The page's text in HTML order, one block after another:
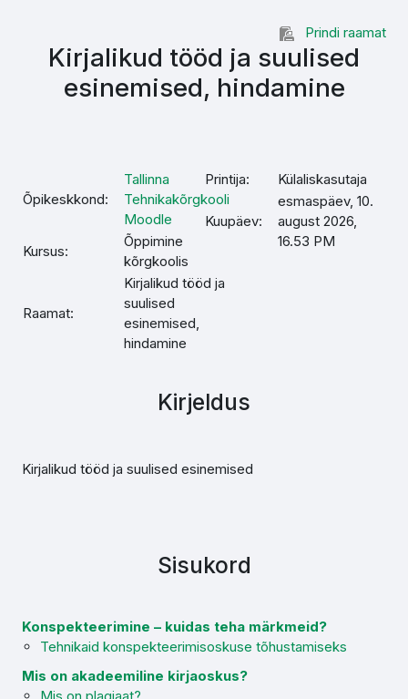
Prindi raamat
Kirjalikud tööd ja suulised
esinemised, hindamine
Õpikeskkond:
Tallinna
Tehnikakõrgkooli
Moodle
Kursus:
Õppimine
kõrgkoolis
Raamat:
Kirjalikud tööd ja
suulised
esinemised,
hindamine
Printija: Külaliskasutaja
Kuupäev:
esmaspäev, 10.
august 2026,
16.53 PM
Kirjeldus
Kirjalikud tööd ja suulised esinemised
Sisukord
Konspekteerimine – kuidas teha märkmeid?
Tehnikaid konspekteerimisoskuse tõhustamiseks
Mis on akadeemiline kirjaoskus?